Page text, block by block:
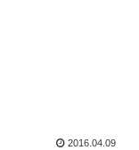
2016.04.09